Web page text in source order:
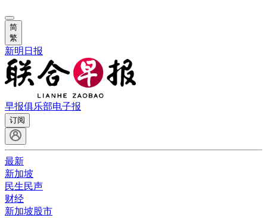
简
繁
新明日报
早报俱乐部电子报
订阅
最新
新加坡
民生民声
财经
新加坡股市